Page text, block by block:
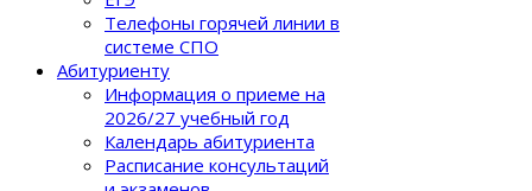
Телефоны горячей линии в
системе СПО
Абитуриенту
Информация о приеме на
2026/27 учебный год
Календарь абитуриента
Расписание консультаций